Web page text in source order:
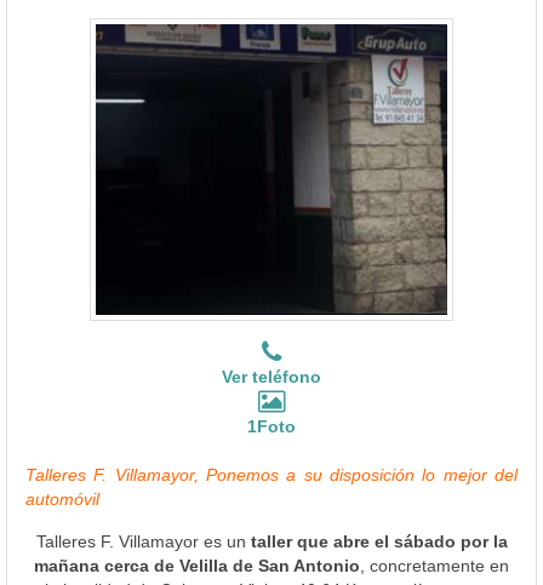
Ver teléfono
1Foto
Talleres F. Villamayor, Ponemos a su disposición lo mejor del
automóvil
Talleres F. Villamayor es un taller que abre el sábado por la
mañana cerca de Velilla de San Antonio , concretamente en